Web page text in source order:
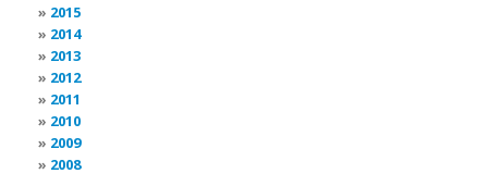
2015
2014
2013
2012
2011
2010
2009
2008